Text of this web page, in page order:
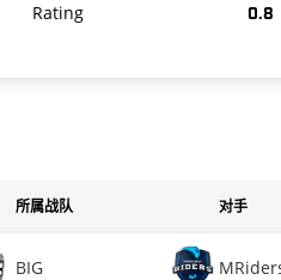
Rating 0.8
Rating
总场次 61
所属战队 对手
BIG